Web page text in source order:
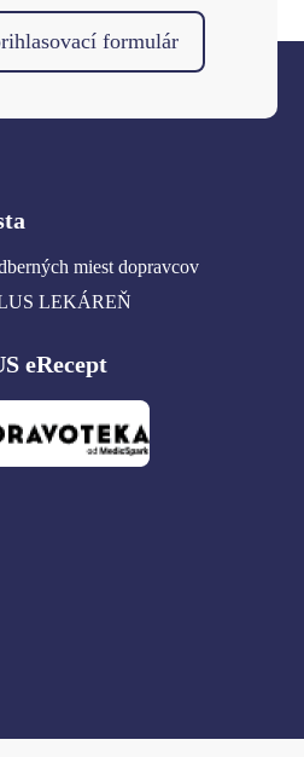
formulár
miest dopravcov
LEKÁREŇ
eRecept